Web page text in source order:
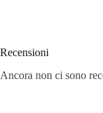
Recensioni
Ancora non ci sono